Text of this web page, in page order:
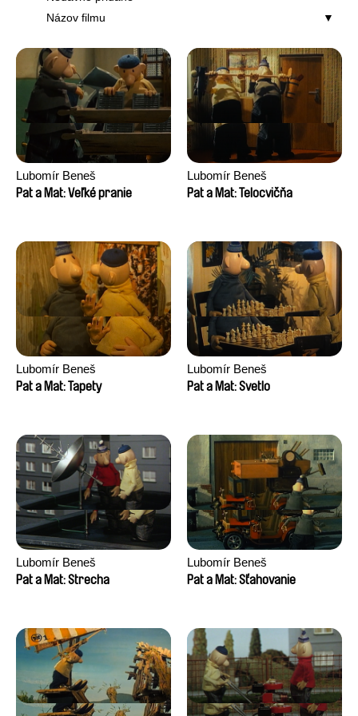
Názov filmu
Lubomír Beneš
Pat a Mat: Veľké pranie
Lubomír Beneš
Pat a Mat: Telocvičňa
Lubomír Beneš
Pat a Mat: Tapety
Lubomír Beneš
Pat a Mat: Svetlo
Lubomír Beneš
Pat a Mat: Strecha
Lubomír Beneš
Pat a Mat: Sťahovanie